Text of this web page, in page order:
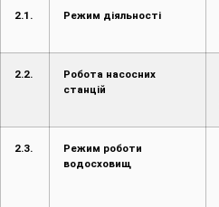
2.1. Режим діяльності
2.2.
Робота насосних
станцій
2.3.
Режим роботи
водосховищ